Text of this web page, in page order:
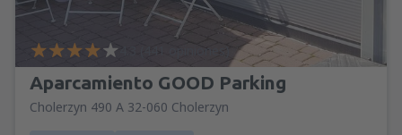
4.3 (441 opiniones)
Aparcamiento GOOD Parking
Cholerzyn 490 A 32-060 Cholerzyn